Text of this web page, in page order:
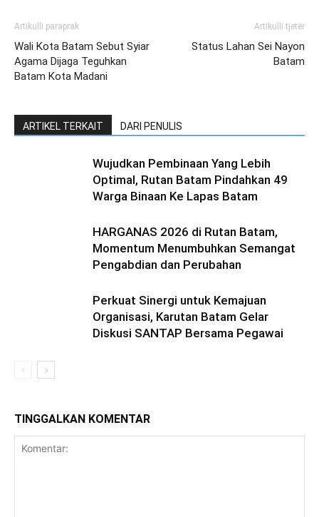
Artikulli paraprak
Wali Kota Batam Sebut Syiar
Agama Dijaga Teguhkan
Batam Kota Madani
Artikulli tjetër
Status Lahan Sei Nayon
Batam
ARTIKEL TERKAIT DARI PENULIS
Wujudkan Pembinaan Yang Lebih
Optimal, Rutan Batam Pindahkan 49
Warga Binaan Ke Lapas Batam
HARGANAS 2026 di Rutan Batam,
Momentum Menumbuhkan Semangat
Pengabdian dan Perubahan
Perkuat Sinergi untuk Kemajuan
Organisasi, Karutan Batam Gelar
Diskusi SANTAP Bersama Pegawai
TINGGALKAN KOMENTAR